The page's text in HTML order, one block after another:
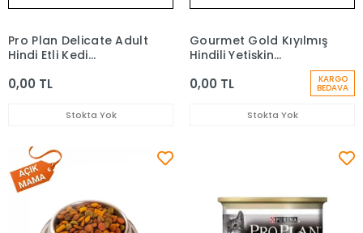
Pro Plan Delicate Adult
Hindi Etli Kedi
0,00 TL
Stokta Yok
Gourmet Gold Kıyılmış
Hindili Yetişkin
Konserve Kedi Maması
85 Gr
0,00 TL KARGO
BEDAVA
Stokta Yok